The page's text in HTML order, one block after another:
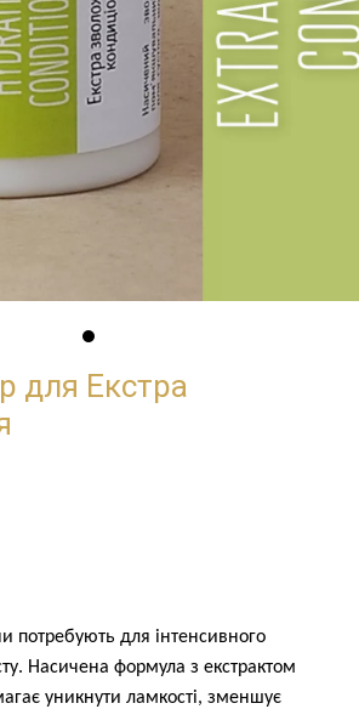
для Екстра
потребують для інтенсивного
Насичена формула з екстрактом
уникнути ламкості, зменшує